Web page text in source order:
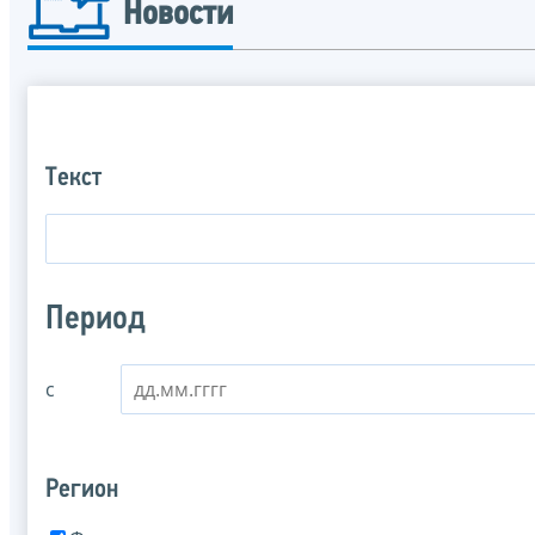
Новости
Текст
Период
с
Регион